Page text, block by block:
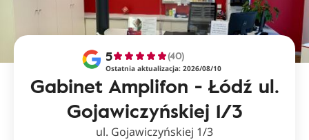
Gabinet Amplifon - Łódź ul.
Gojawiczyńskiej 1/3
5 (40)
Ostatnia aktualizacja: 2026/08/10
ul. Gojawiczyńskiej 1/3